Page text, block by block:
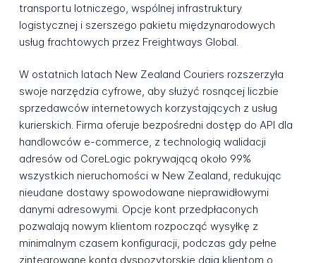
transportu lotniczego, wspólnej infrastruktury
logistycznej i szerszego pakietu międzynarodowych
usług frachtowych przez Freightways Global.
W ostatnich latach New Zealand Couriers rozszerzyła
swoje narzędzia cyfrowe, aby służyć rosnącej liczbie
sprzedawców internetowych korzystających z usług
kurierskich. Firma oferuje bezpośredni dostęp do API dla
handlowców e-commerce, z technologią walidacji
adresów od CoreLogic pokrywającą około 99%
wszystkich nieruchomości w New Zealand, redukując
nieudane dostawy spowodowane nieprawidłowymi
danymi adresowymi. Opcje kont przedpłaconych
pozwalają nowym klientom rozpocząć wysyłkę z
minimalnym czasem konfiguracji, podczas gdy pełne
zintegrowane konta dyspozytorskie dają klientom o